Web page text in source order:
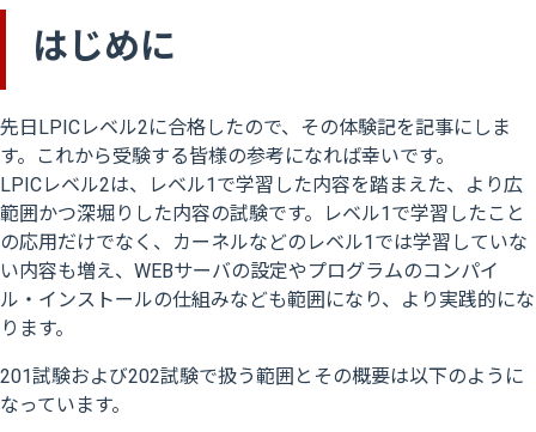
はじめに
先日LPICレベル2に合格したので、その体験記を記事にしま
す。これから受験する皆様の参考になれば幸いです。
LPICレベル2は、レベル1で学習した内容を踏まえた、より広
範囲かつ深堀りした内容の試験です。レベル1で学習したこと
の応用だけでなく、カーネルなどのレベル1では学習していな
い内容も増え、WEBサーバの設定やプログラムのコンパイ
ル・インストールの仕組みなども範囲になり、より実践的にな
ります。
201試験および202試験で扱う範囲とその概要は以下のように
なっています。